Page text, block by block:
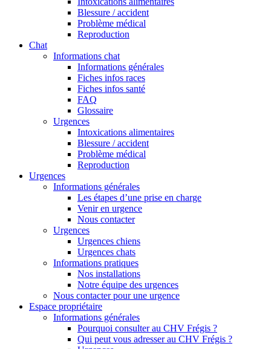
Blessure / accident
Problème médical
Reproduction
Chat
Informations chat
Informations générales
Fiches infos races
Fiches infos santé
FAQ
Glossaire
Urgences
Intoxications alimentaires
Blessure / accident
Problème médical
Reproduction
Urgences
Informations générales
Les étapes d’une prise en charge
Venir en urgence
Nous contacter
Urgences
Urgences chiens
Urgences chats
Informations pratiques
Nos installations
Notre équipe des urgences
Nous contacter pour une urgence
Espace propriétaire
Informations générales
Pourquoi consulter au CHV Frégis ?
Qui peut vous adresser au CHV Frégis ?